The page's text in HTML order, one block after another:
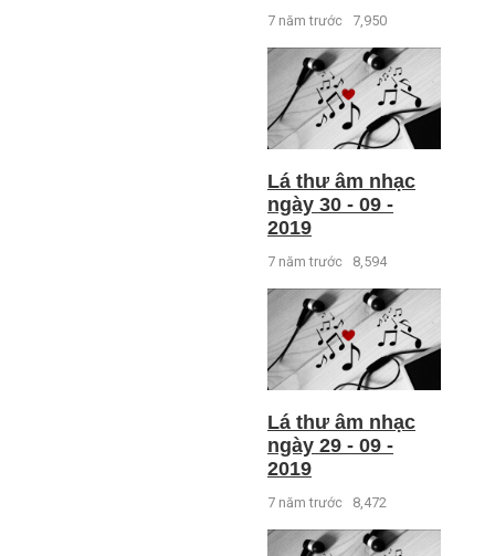
7 năm trước 7,950
Lá thư âm nhạc
ngày 30 - 09 -
2019
7 năm trước 8,594
Lá thư âm nhạc
ngày 29 - 09 -
2019
7 năm trước 8,472